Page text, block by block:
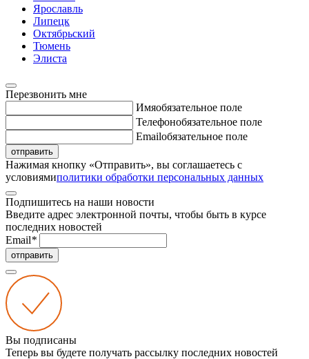
Ярославль
Липецк
Октябрьский
Тюмень
Элиста
Перезвонить мне
Имяобязательное поле
Телефонобязательное поле
Emailобязательное поле
отправить
Нажимая кнопку «Отправить», вы соглашаетесь с
условиямиполитики обработки персональных данных
Подпишитесь на наши новости
Введите адрес электронной почты, чтобы быть в курсе
последних новостей
Email*
отправить
Вы подписаны
Теперь вы будете получать рассылку последних новостей